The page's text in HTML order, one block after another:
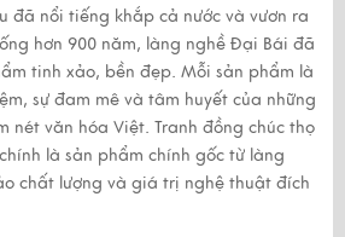
đã nổi tiếng khắp cả nước và vươn ra
hơn 900 năm, làng nghề Đại Bái đã
tinh xảo, bền đẹp. Mỗi sản phẩm là
, sự đam mê và tâm huyết của những
nét văn hóa Việt. Tranh đồng chúc thọ
là sản phẩm chính gốc từ làng
chất lượng và giá trị nghệ thuật đích